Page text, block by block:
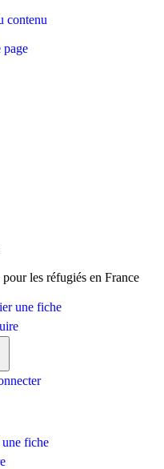
contenu
page
les réfugiés en France
une fiche
fiche